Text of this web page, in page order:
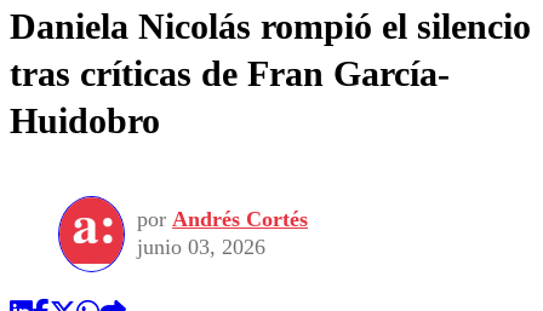
Daniela Nicolás rompió el silencio
tras críticas de Fran García-
Huidobro
por Andrés Cortés
junio 03, 2026